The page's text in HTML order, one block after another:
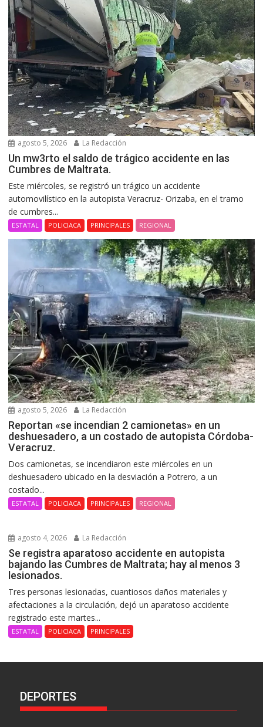
agosto 5, 2026 La Redacción
Un mw3rto el saldo de trágico accidente en las
Cumbres de Maltrata.
Este miércoles, se registró un trágico un accidente
automovilístico en la autopista Veracruz- Orizaba, en el tramo
de cumbres...
ESTATAL POLICIACA PRINCIPALES REGIONAL
agosto 5, 2026 La Redacción
Reportan «se incendian 2 camionetas» en un
deshuesadero, a un costado de autopista Córdoba-
Veracruz.
Dos camionetas, se incendiaron este miércoles en un
deshuesadero ubicado en la desviación a Potrero, a un
costado...
ESTATAL POLICIACA PRINCIPALES REGIONAL
agosto 4, 2026 La Redacción
Se registra aparatoso accidente en autopista
bajando las Cumbres de Maltrata; hay al menos 3
lesionados.
Tres personas lesionadas, cuantiosos daños materiales y
afectaciones a la circulación, dejó un aparatoso accidente
registrado este martes...
ESTATAL POLICIACA PRINCIPALES
DEPORTES